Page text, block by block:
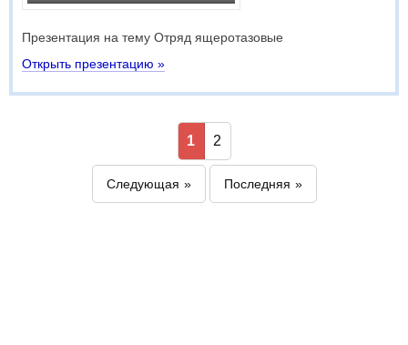
Презентация на тему Отряд ящеротазовые
Открыть презентацию »
1 2
Следующая Последняя